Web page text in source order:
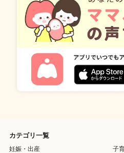
カテゴリ一覧
妊娠・出産
子